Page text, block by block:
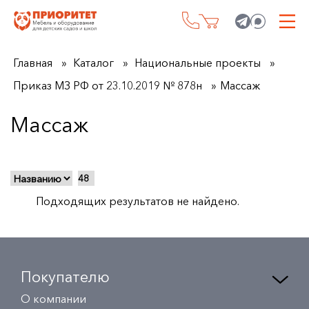
Главная Каталог
Национальные проекты
Приказ МЗ РФ от 23.10.2019 № 878н
Массаж
Массаж
Подходящих результатов не найдено.
Покупателю
О компании